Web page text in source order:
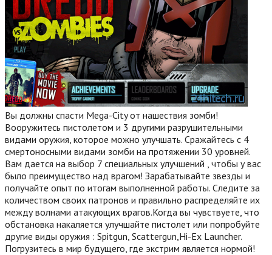
Вы должны спасти Mega-City от нашествия зомби!
Вооружитесь пистолетом и 3 другими разрушительными
видами оружия, которое можно улучшать. Сражайтесь с 4
смертоносными видами зомби на протяжении 30 уровней.
Вам дается на выбор 7 специальных улучшений , чтобы у вас
было преимущество над врагом! Зарабатывайте звезды и
получайте опыт по итогам выполненной работы. Следите за
количеством своих патронов и правильно распределяйте их
между волнами атакующих врагов.Когда вы чувствуете, что
обстановка накаляется улучшайте пистолет или попробуйте
другие виды оружия : Spitgun, Scattergun,Hi-Ex Launcher.
Погрузитесь в мир будущего, где экстрим является нормой!